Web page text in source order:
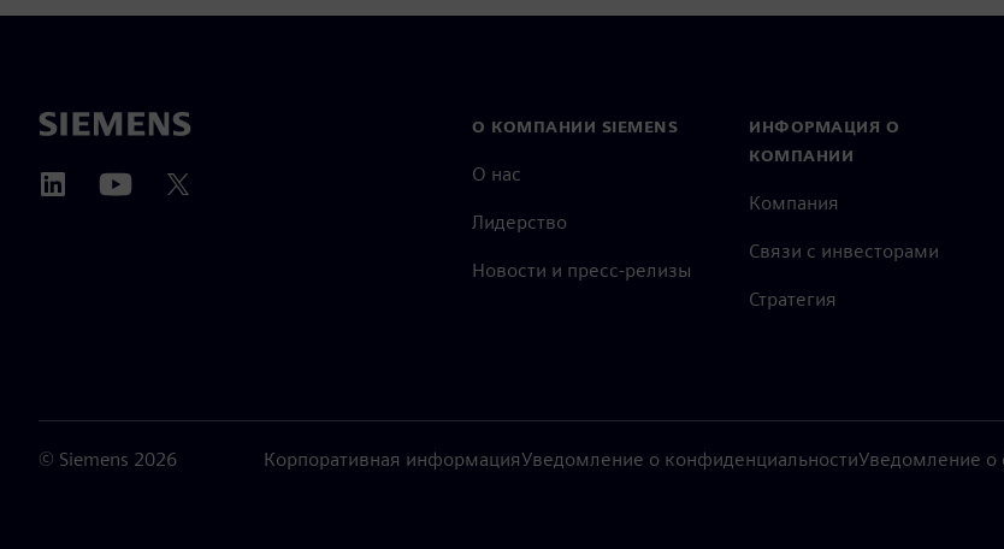
О КОМПАНИИ SIEMENS
О нас
Лидерство
Новости и пресс-релизы
ИНФОРМАЦИЯ О
КОМПАНИИ
Компания
Связи с инвесторами
Стратегия
© Siemens 2026 Корпоративная информацияУведомление о конфиденциальностиУведомление о